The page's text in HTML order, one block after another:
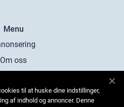
Menu
Om oss
oss
til at huske dine indstillinger,
af indhold og annoncer. Denne